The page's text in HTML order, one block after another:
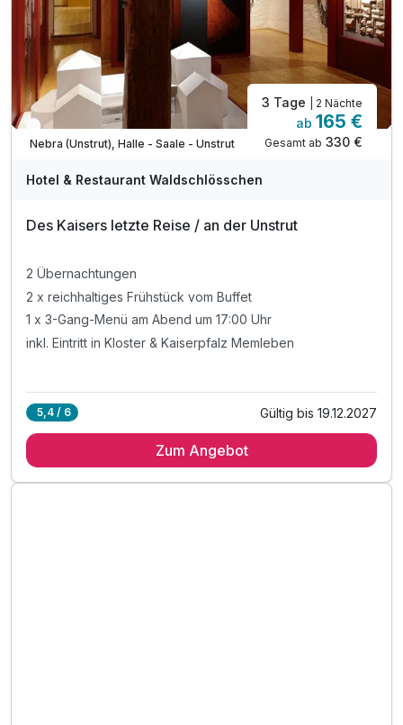
In 2 Wochen wieder frei
Nebra (Unstrut), Halle - Saale - Unstrut
3 Tage | 2 Nächte
ab 165 €
Gesamt ab 330 €
Hotel & Restaurant Waldschlösschen
Des Kaisers letzte Reise / an der Unstrut
2 Übernachtungen
2 x reichhaltiges Frühstück vom Buffet
1 x 3-Gang-Menü am Abend um 17:00 Uhr
inkl. Eintritt in Kloster & Kaiserpfalz Memleben
5,4 / 6 Gültig bis 19.12.2027
Zum Angebot